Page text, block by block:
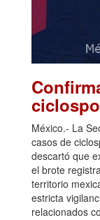
México.- La
casos de
descartó que
el brote
territorio
estricta
relacionados